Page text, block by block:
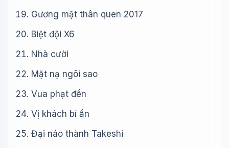
Gương mặt thân quen 2017
Biệt đội X6
Nhà cười
Mặt nạ ngôi sao
Vua phạt đền
Vị khách bí ẩn
Đại náo thành Takeshi